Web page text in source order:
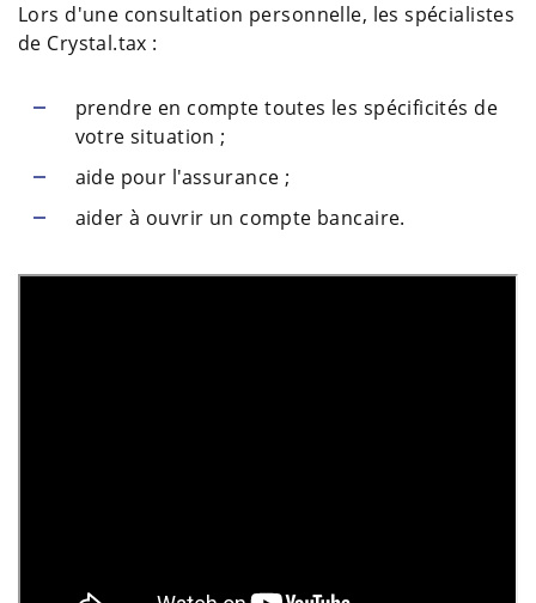
Lors d'une consultation personnelle, les spécialistes
de Сrystal.tax :
prendre en compte toutes les spécificités de
votre situation ;
aide pour l'assurance ;
aider à ouvrir un compte bancaire.